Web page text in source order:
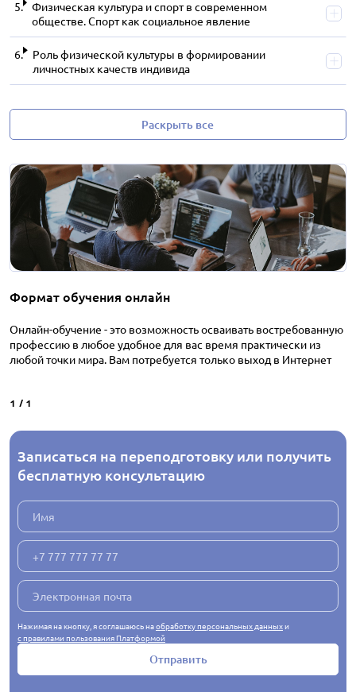
Физическая культура и спорт в современном
обществе. Спорт как социальное явление
Роль физической культуры в формировании
личностных качеств индивида
Раскрыть все
Формат обучения онлайн
Онлайн-обучение - это возможность осваивать востребованную
профессию в любое удобное для вас время практически из
любой точки мира. Вам потребуется только выход в Интернет
1 / 1
Записаться на переподготовку или получить
бесплатную консультацию
Отправить
Нажимая на кнопку, я соглашаюсь наобработку персональных данныхи
с правилами пользования Платформой